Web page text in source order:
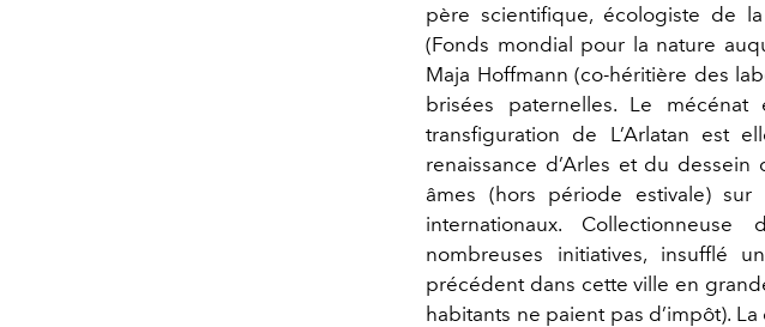
père scientifique, écologiste de
(Fonds mondial pour la nature
Maja Hoffmann (co-héritière des
brisées paternelles. Le
transfiguration de L’Arlatan est
renaissance d’Arles et du
âmes (hors période estivale)
internationaux.
nombreuses initiatives, insufflé
précédent dans cette ville en
habitants ne paient pas d’impôt).